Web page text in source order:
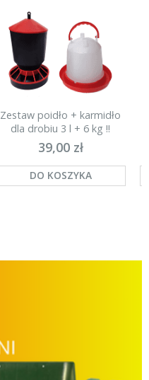
Zestaw poidło + karmidło
dla drobiu 3 l + 6 kg !!
39,00 zł
DO KOSZYKA